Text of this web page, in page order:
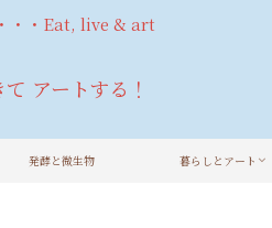
・・Eat, live & art
アートする！
発酵と微生物 暮らしとアート